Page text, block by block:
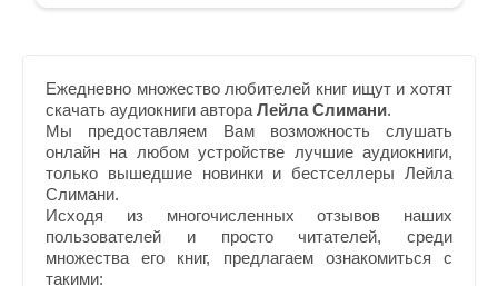
Ежедневно множество любителей книг ищут и хотят
скачать аудиокниги автора Лейла Слимани.
Мы предоставляем Вам возможность слушать
онлайн на любом устройстве лучшие аудиокниги,
только вышедшие новинки и бестселлеры Лейла
Слимани.
Исходя из многочисленных отзывов наших
пользователей и просто читателей, среди
множества его книг, предлагаем ознакомиться с
такими: